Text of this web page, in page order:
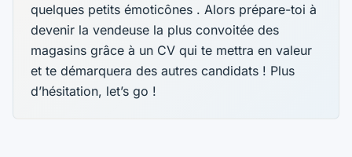
quelques petits émoticônes . Alors prépare-toi à
devenir la vendeuse la plus convoitée des
magasins grâce à un CV qui te mettra en valeur
et te démarquera des autres candidats ! Plus
d’hésitation, let’s go !